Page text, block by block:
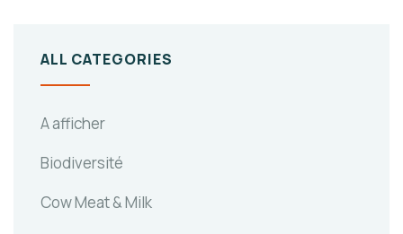
ALL CATEGORIES
A afficher
Biodiversité
Cow Meat & Milk